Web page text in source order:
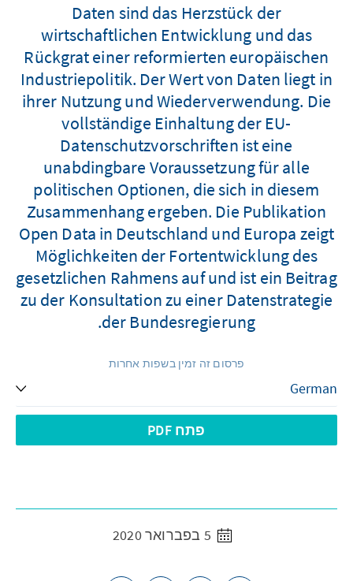
Daten sind das Herzstück der
wirtschaftlichen Entwicklung und das
Rückgrat einer reformierten europäischen
Industriepolitik. Der Wert von Daten liegt in
ihrer Nutzung und Wiederverwendung. Die
vollständige Einhaltung der EU-
Datenschutzvorschriften ist eine
unabdingbare Voraussetzung für alle
politischen Optionen, die sich in diesem
Zusammenhang ergeben. Die Publikation
Open Data in Deutschland und Europa zeigt
Möglichkeiten der Fortentwicklung des
gesetzlichen Rahmens auf und ist ein Beitrag
zu der Konsultation zu einer Datenstrategie
der Bundesregierung.
פרסום זה זמין בשפות אחרות
פתח PDF